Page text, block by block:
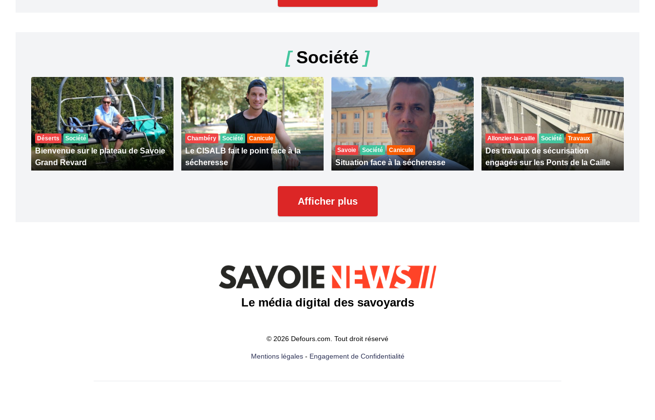
[Société ]
Déserts Société
Bienvenue sur le plateau de Savoie
Grand Revard
Chambéry Société Canicule
Le CISALB fait le point face à la
sécheresse
Savoie Société Canicule
Situation face à la sécheresse
Allonzier-la-caille Société Travaux
Des travaux de sécurisation
engagés sur les Ponts de la Caille
Afficher plus
Le média digital des savoyards
© 2026 Defours.com. Tout droit réservé
Mentions légales- Engagement de Confidentialité